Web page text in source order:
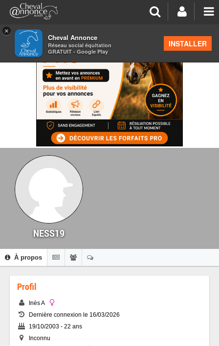
×
Cheval Annonce
Réseau social équitation
GRATUIT - Google Play
INSTALLER
NESS19
À propos
Profil
Inès A
Dernière connexion le 16/03/2026
19/10/2003 - 22 ans
Inconnu